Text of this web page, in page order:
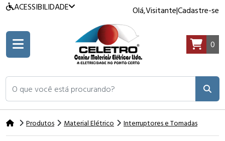
ACESSIBILIDADE Olá,Visitante|Cadastre-se
O que você está procurando?
0
Produtos Material Elétrico Interruptores e Tomadas